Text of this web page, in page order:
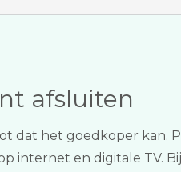
afsluiten
dat het goedkoper kan.
internet en digitale TV.